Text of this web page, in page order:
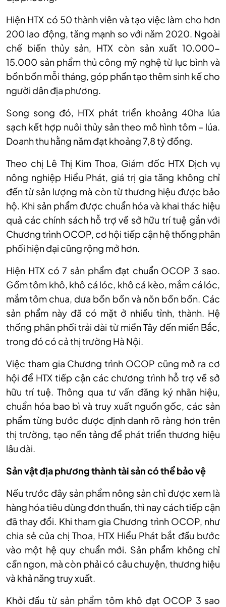
Hiện HTX có 50 thành viên và tạo việc làm cho hơn
200 lao động, tăng mạnh so với năm 2020. Ngoài
chế biến thủy sản, HTX còn sản xuất 10.000-
15.000 sản phẩm thủ công mỹ nghệ từ lục bình và
bồn bồn mỗi tháng, góp phần tạo thêm sinh kế cho
người dân địa phương.
Song song đó, HTX phát triển khoảng 40ha lúa
sạch kết hợp nuôi thủy sản theo mô hình tôm – lúa.
Doanh thu hằng năm đạt khoảng 7,8 tỷ đồng.
Theo chị Lê Thị Kim Thoa, Giám đốc HTX Dịch vụ
nông nghiệp Hiểu Phát, giá trị gia tăng không chỉ
đến từ sản lượng mà còn từ thương hiệu được bảo
hộ. Khi sản phẩm được chuẩn hóa và khai thác hiệu
quả các chính sách hỗ trợ về sở hữu trí tuệ gắn với
Chương trình OCOP, cơ hội tiếp cận hệ thống phân
phối hiện đại cũng rộng mở hơn.
Hiện HTX có 7 sản phẩm đạt chuẩn OCOP 3 sao.
Gồm tôm khô, khô cá lóc, khô cá kèo, mắm cá lóc,
mắm tôm chua, dưa bồn bồn và nõn bồn bồn. Các
sản phẩm này đã có mặt ở nhiều tỉnh, thành. Hệ
thống phân phối trải dài từ miền Tây đến miền Bắc,
trong đó có cả thị trường Hà Nội.
Việc tham gia Chương trình OCOP cũng mở ra cơ
hội để HTX tiếp cận các chương trình hỗ trợ về sở
hữu trí tuệ. Thông qua tư vấn đăng ký nhãn hiệu,
chuẩn hóa bao bì và truy xuất nguồn gốc, các sản
phẩm từng bước được định danh rõ ràng hơn trên
thị trường, tạo nền tảng để phát triển thương hiệu
lâu dài.
Sản vật địa phương thành tài sản có thể bảo vệ
Nếu trước đây sản phẩm nông sản chỉ được xem là
hàng hóa tiêu dùng đơn thuần, thì nay cách tiếp cận
đã thay đổi. Khi tham gia Chương trình OCOP, như
chia sẻ của chị Thoa, HTX Hiểu Phát bắt đầu bước
vào một hệ quy chuẩn mới. Sản phẩm không chỉ
cần ngon, mà còn phải có câu chuyện, thương hiệu
và khả năng truy xuất.
Khởi đầu từ sản phẩm tôm khô đạt OCOP 3 sao